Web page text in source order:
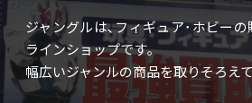
ジャングルは､フィギュア･ホビー
ラインショップです｡
幅広いジャンルの商品を取りそろえ